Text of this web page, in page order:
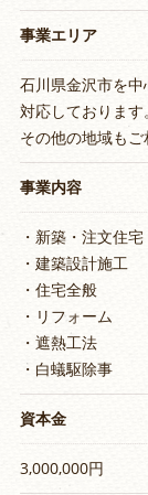
事業エリア
石川県金沢市を
対応しております。
その他の地域もご
事業内容
・新築・注文住宅
・建築設計施工
・住宅全般
・リフォーム
・遮熱工法
・白蟻駆除事
資本金
3,000,000円